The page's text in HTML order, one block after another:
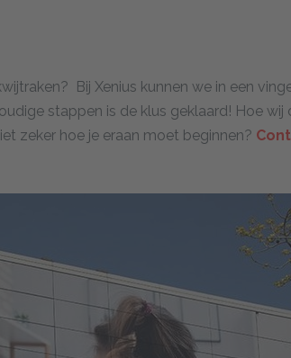
Bij Xenius kunnen we in een
stappen is de klus geklaard! Hoe
zeker hoe je eraan moet beginnen?